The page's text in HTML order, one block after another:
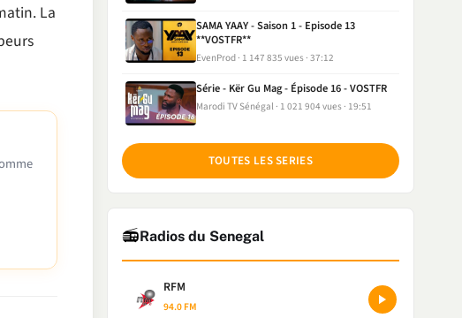
La
SAMA YAAY - Saison 1 - Episode 13
**VOSTFR**
EvenProd 1 147 835 vues 37:12
Série - Kër Gu Mag - Épisode 16 - VOSTFR
Marodi TV Sénégal 1 021 904 vues 19:51
TOUTES LES SERIES
📻Radios du Senegal
RFM
94.0 FM